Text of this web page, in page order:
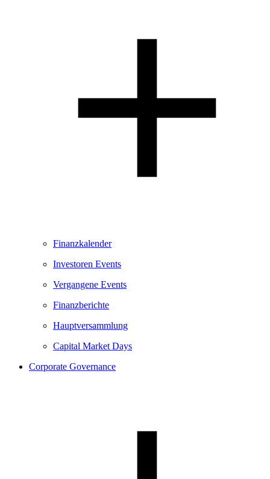
Finanzkalender
Investoren Events
Vergangene Events
Finanzberichte
Hauptversammlung
Capital Market Days
Corporate Governance